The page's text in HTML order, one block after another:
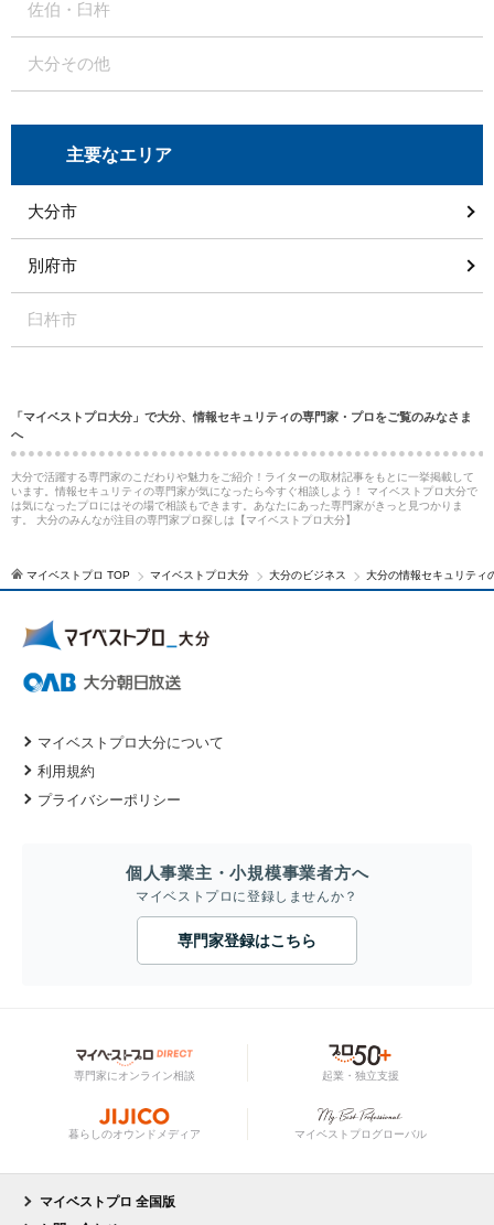
佐伯・臼杵
大分その他
主要なエリア
大分市
別府市
臼杵市
「マイベストプロ大分」で大分、情報セキュリティの専門家・プロをご覧のみなさま
へ
大分で活躍する専門家のこだわりや魅力をご紹介！ライターの取材記事をもとに一挙掲載して
います。情報セキュリティの専門家が気になったら今すぐ相談しよう！ マイベストプロ大分で
は気になったプロにはその場で相談もできます。あなたにあった専門家がきっと見つかりま
す。 大分のみんなが注目の専門家プロ探しは【マイベストプロ大分】
マイベストプロ TOP マイベストプロ大分 大分のビジネス 大分の情報セキュリティ
マイベストプロ大分について
利用規約
プライバシーポリシー
個人事業主・小規模事業者方へ
マイベストプロに登録しませんか？
専門家登録はこちら
専門家にオンライン相談 起業・独立支援
暮らしのオウンドメディア マイベストプログローバル
マイベストプロ 全国版